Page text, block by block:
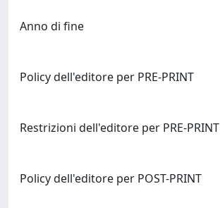
Anno di fine
Policy dell'editore per PRE-PRINT
Restrizioni dell'editore per PRE-PRINT
Policy dell'editore per POST-PRINT